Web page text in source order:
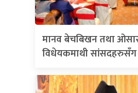
मानव बेचबिखन तथा
विधेयकमाथी